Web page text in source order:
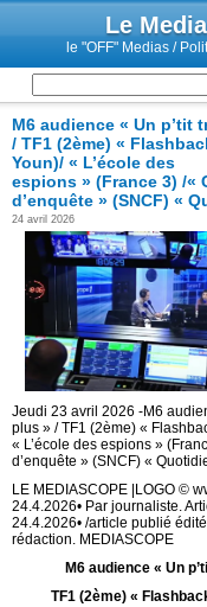
Le
le "OFF" Medias /
M6 audience « Un p’tit
/ TF1 (2ème) «
Youn)/ « L’école des
espions » (France 3) /«
d’enquête » (SNCF) «
24 avril 2026
Jeudi 23 avril 2026 -M6
plus » / TF1 (2ème) «
« L’école des espions »
d’enquête » (SNCF) «
LE MEDIASCOPE |LOGO ©
24.4.2026• Par journaliste.
24.4.2026• /article publié
rédaction. MEDIASCOPE
M6 audience « Un
TF1 (2ème) «